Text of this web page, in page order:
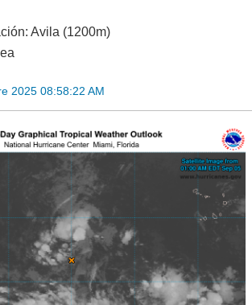
Avila (1200m)
2025 08:58:22 AM